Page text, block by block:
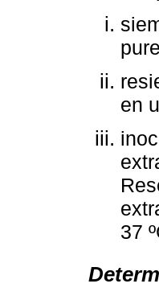
en
37